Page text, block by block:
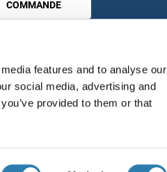
features and to analyse our
social media, advertising and
provided to them or that
1 Kits ELISA
3 Kits ELISA
COMMANDE
GUARANTEE
France